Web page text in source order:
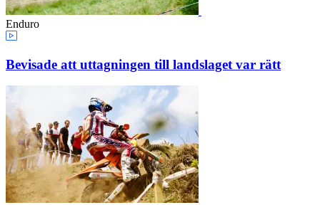
Enduro
Bevisade att uttagningen till landslaget var rätt